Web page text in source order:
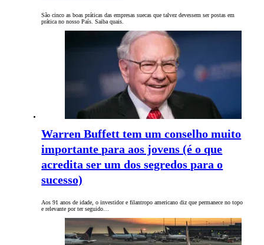
São cinco as boas práticas das empresas suecas que talvez devessem ser postas em
prática no nosso País. Saiba quais.
Warren Buffett tem um conselho muito
importante para aos jovens (é o que
acredita ser um dos segredos para o
sucesso)
Aos 91 anos de idade, o investidor e filantropo americano diz que permanece no topo
e relevante por ter seguido…